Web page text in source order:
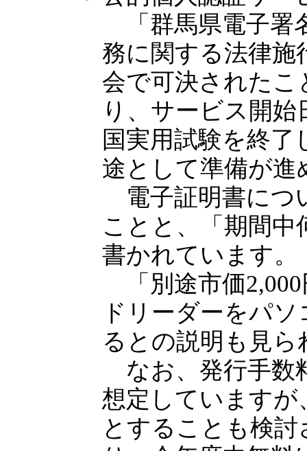
「群馬県電子署
務に関する法律施
会で可決された
り、サービス開
国実用試験を終了
途として準備が
電子証明書につ
ことと、「期間
書かれています。
「別途市価
ドリーダーをパ
るとの説明も見ら
なお、発行手数
想定していますが
とすることも検